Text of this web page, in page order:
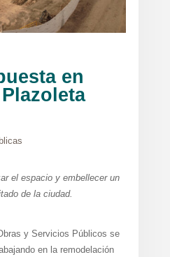
en
el espacio y embellecer un
de la ciudad.
y Servicios Públicos se
en la remodelación